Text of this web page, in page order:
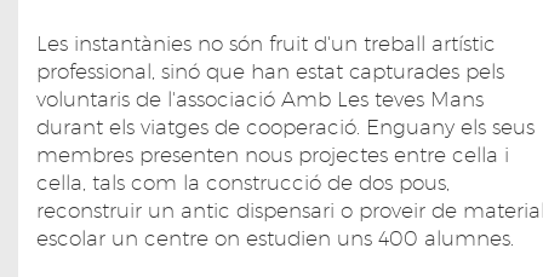
Les instantànies no són fruit d'un treball artístic
professional, sinó que han estat capturades pels
voluntaris de l'associació Amb Les teves Mans
durant els viatges de cooperació. Enguany els seus
membres presenten nous projectes entre cella i
cella, tals com la construcció de dos pous,
reconstruir un antic dispensari o proveir de
escolar un centre on estudien uns 400 alumnes.